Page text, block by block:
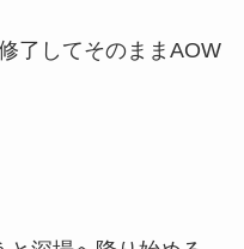
了してそのままAOW